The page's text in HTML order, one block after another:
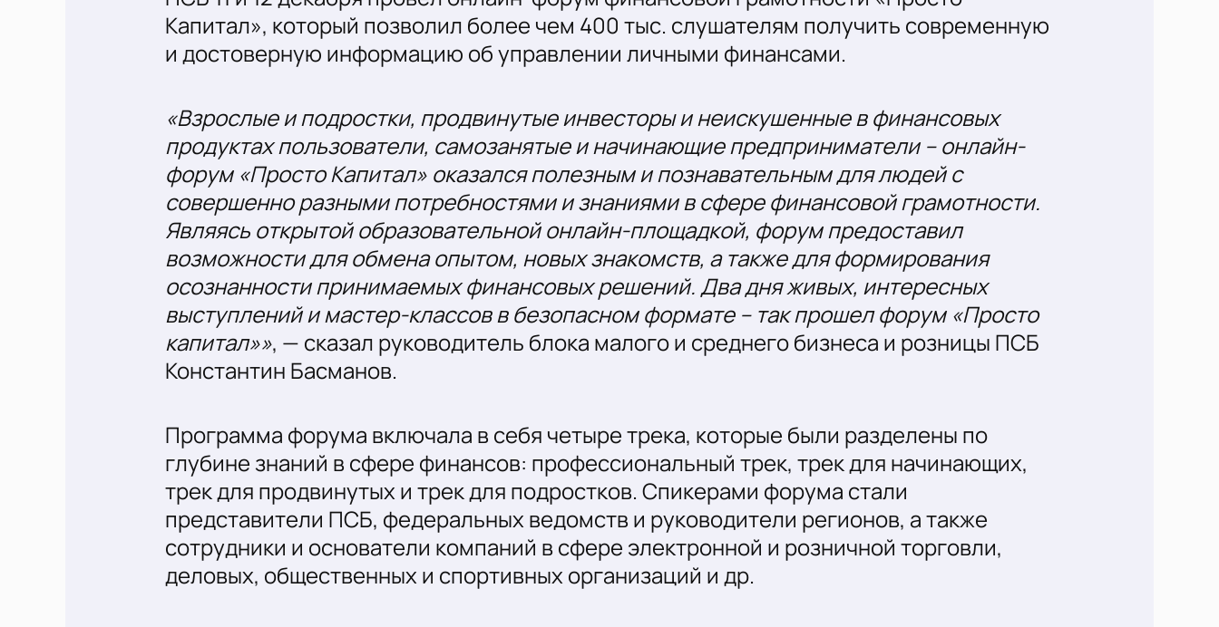
Капитал», который позволил более чем 400 тыс. слушателям получить современную
и достоверную информацию об управлении личными финансами.
«Взрослые и подростки, продвинутые инвесторы и неискушенные в финансовых
продуктах пользователи, самозанятые и начинающие предприниматели – онлайн-
форум «Просто Капитал» оказался полезным и познавательным для людей с
совершенно разными потребностями и знаниями в сфере финансовой грамотности.
Являясь открытой образовательной онлайн-площадкой, форум предоставил
возможности для обмена опытом, новых знакомств, а также для формирования
осознанности принимаемых финансовых решений. Два дня живых, интересных
выступлений и мастер-классов в безопасном формате – так прошел форум «Просто
капитал»», — сказал руководитель блока малого и среднего бизнеса и розницы ПСБ
Константин Басманов.
Программа форума включала в себя четыре трека, которые были разделены по
глубине знаний в сфере финансов: профессиональный трек, трек для начинающих,
трек для продвинутых и трек для подростков. Спикерами форума стали
представители ПСБ, федеральных ведомств и руководители регионов, а также
сотрудники и основатели компаний в сфере электронной и розничной торговли,
деловых, общественных и спортивных организаций и др.